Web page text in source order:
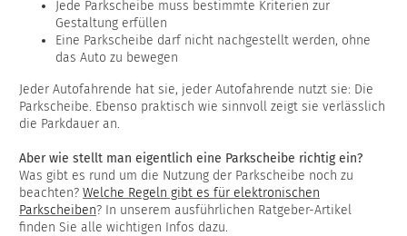
Jede Parkscheibe muss bestimmte Kriterien zur
Gestaltung erfüllen
Eine Parkscheibe darf nicht nachgestellt werden, ohne
das Auto zu bewegen
Jeder Autofahrende hat sie, jeder Autofahrende nutzt sie: Die
Parkscheibe. Ebenso praktisch wie sinnvoll zeigt sie verlässlich
die Parkdauer an.
Aber wie stellt man eigentlich eine Parkscheibe richtig ein?
Was gibt es rund um die Nutzung der Parkscheibe noch zu
beachten? Welche Regeln gibt es für elektronischen
Parkscheiben? In unserem ausführlichen Ratgeber-Artikel
finden Sie alle wichtigen Infos dazu.